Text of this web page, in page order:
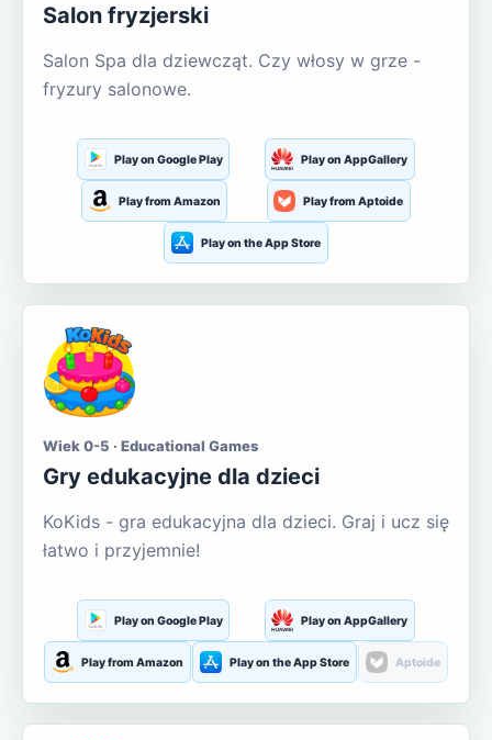
Salon fryzjerski
Salon Spa dla dziewcząt. Czy włosy w grze -
fryzury salonowe.
Play on Google Play Play on AppGallery
Play from Amazon Play from Aptoide
Play on the App Store
Wiek 0-5 · Educational Games
Gry edukacyjne dla dzieci
KoKids - gra edukacyjna dla dzieci. Graj i ucz się
łatwo i przyjemnie!
Play on Google Play Play on AppGallery
Play from Amazon Play on the App Store Aptoide